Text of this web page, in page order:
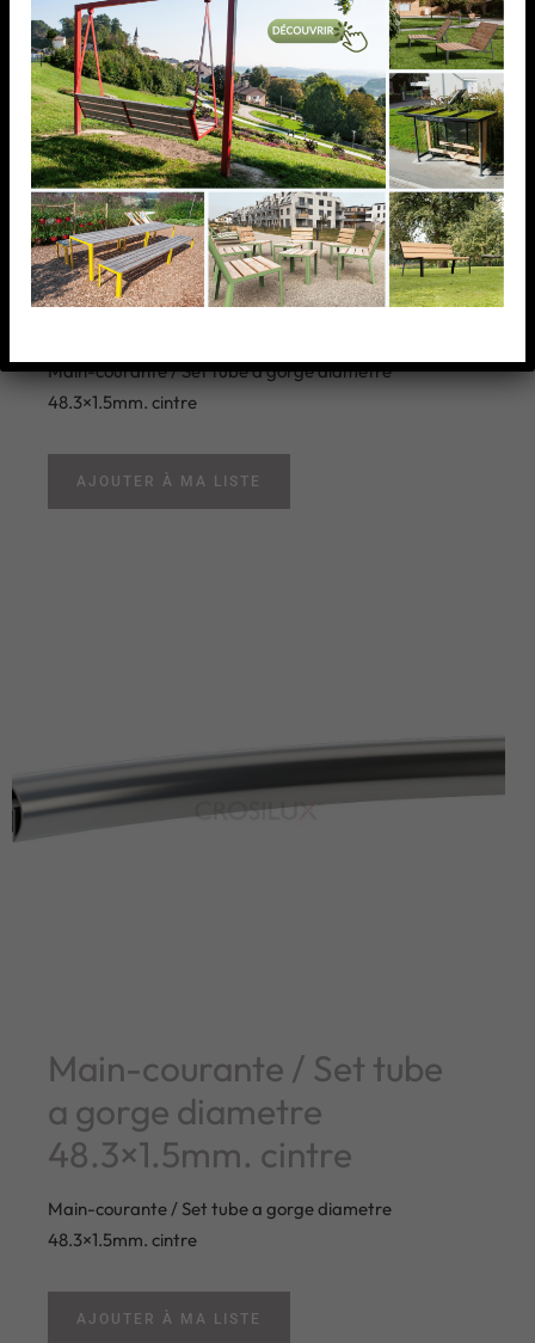
Main-courante / Set tube
a gorge diametre
48.3×1.5mm. cintre
Main-courante / Set tube a gorge diametre
48.3×1.5mm. cintre
AJOUTER À MA LISTE
Main-courante / Set tube
a gorge diametre
48.3×1.5mm. cintre
Main-courante / Set tube a gorge diametre
48.3×1.5mm. cintre
AJOUTER À MA LISTE